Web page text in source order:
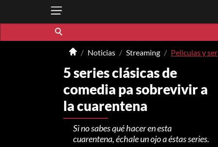
Noticias Streaming Peliculas y
5 series clásicas de
comedia pa sobrevivir a
la cuarentena
Si no sabes qué hacer en esta
cuarentena, échale un ojo a éstas series.